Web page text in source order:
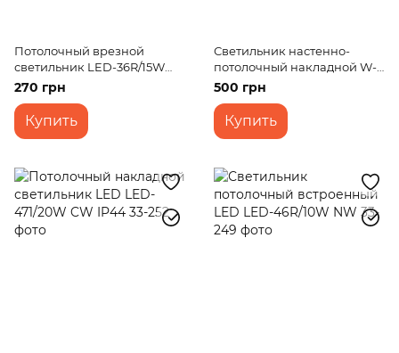
Потолочный врезной
светильник LED-36R/15W
WW
270 грн
Купить
Светильник настенно-
потолочный накладной W-
556/2 E27
500 грн
Купить